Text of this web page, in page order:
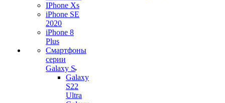
IPhone Xs
iPhone SE
2020
iPhone 8
Plus
Смартфоны
серии
Galaxy S
Galaxy
S22
Ultra